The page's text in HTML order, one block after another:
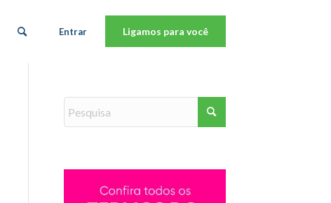
Entrar Ligamos para você